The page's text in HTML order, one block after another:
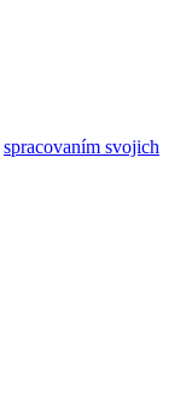
spracovaním svojich